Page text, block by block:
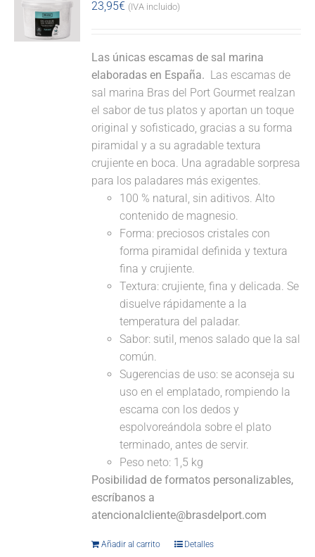
23,95€ (IVA incluido)
Las únicas escamas de sal marina
elaboradas en España. Las escamas de
sal marina Bras del Port Gourmet realzan
el sabor de tus platos y aportan un toque
original y sofisticado, gracias a su forma
piramidal y a su agradable textura
crujiente en boca. Una agradable sorpresa
para los paladares más exigentes.
100 % natural, sin aditivos. Alto
contenido de magnesio.
Forma: preciosos cristales con
forma piramidal definida y textura
fina y crujiente.
Textura: crujiente, fina y delicada. Se
disuelve rápidamente a la
temperatura del paladar.
Sabor: sutil, menos salado que la sal
común.
Sugerencias de uso: se aconseja su
uso en el emplatado, rompiendo la
escama con los dedos y
espolvoreándola sobre el plato
terminado, antes de servir.
Peso neto: 1,5 kg
Posibilidad de formatos personalizables,
escríbanos a
atencionalcliente@brasdelport.com
Añadir al carrito Detalles